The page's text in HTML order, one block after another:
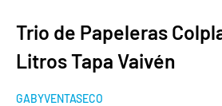
Trio de Papeleras
Litros Tapa Vaivén
GABYVENTASECO